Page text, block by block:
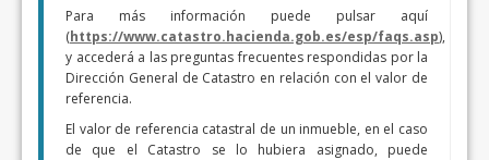
Para más información puede pulsar aquí
(https://www.catastro.hacienda.gob.es/esp/faqs.asp),
y accederá a las preguntas frecuentes respondidas por la
Dirección General de Catastro en relación con el valor de
referencia.
El valor de referencia catastral de un inmueble, en el caso
de que el Catastro se lo hubiera asignado, puede